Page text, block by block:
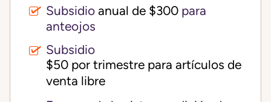
Subsidio anual de $300 para
anteojos
Subsidio
$50 por trimestre para artículos de
venta libre